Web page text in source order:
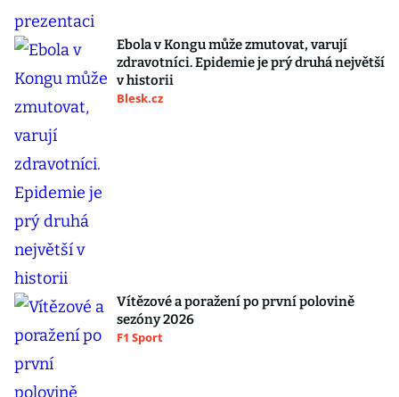
Ebola v Kongu může zmutovat, varují
zdravotníci. Epidemie je prý druhá největší
v historii
Blesk.cz
Vítězové a poražení po první polovině
sezóny 2026
F1 Sport